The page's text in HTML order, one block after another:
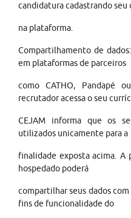
candidatura cadastrando seu
na plataforma.
Compartilhamento de
em plataformas de parceiros
como CATHO, Pandapé
recrutador acessa o seu
CEJAM informa que os
utilizados unicamente para a
finalidade exposta acima.
hospedado poderá
compartilhar seus dados
fins de funcionalidade do